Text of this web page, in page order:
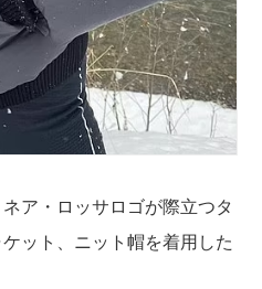
ア・ロッサロゴが際立つタ
ット、ニット帽を着用した